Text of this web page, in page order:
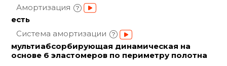
Амортизация
есть
Система амортизации
мультиабсорбирующая динамическая на
основе 6 эластомеров по периметру полотна